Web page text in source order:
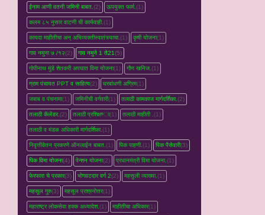
ईनाम आणी वतनी जमिनी बाबत. (2) ऊपयुक्त फार्म. (1)
कलम ८५ नुसार वाटणी ची कार्यवाही. (1)
कायदा माहीतीचा अन् अभिव्यक्तीस्वातंत्र्याचा. (1) कृषी योजना(1)
गाव नमुना ७ /१२(2) गाव नमुने 1 ते21(5)
गोपीनाथ मुंडे शेतकरी अपघात विमा योजना(1) गौण खनिज. (1)
ग्राम पंचायत PPT व साहित्य(2) घरबांधणी अग्रिम(1)
जबाब व पंचनामा(1) जमिनीची वर्गवारी(1) तलाठी कामकाज मार्गदर्शिका.(2)
तलाठी कॅलेंडर.(2) तलाठी प्रशिक्षण्‍ा(1) तलाठी माहीती . (1)
तलाठी व मंडळ अधिकारी मार्गदर्शिका. (1)
निवृत्तीवेतन प्रकरणे ऑनलाईन बाबत. (1) पिक पाहणी. (1) पिक पैसेवारी(3)
पिक विमा योजना(4) पेन्शन योजना(2) प्रधानमंत्री विमा योजना. (1)
फेरफारा चे प्रकार(3) भोगवटदार वर्ग 2(2) महसुली व्‍याख्‍या. (1)
महसूल गुरु(3) महसूल प्रश्रनोत्तर(1)
महाराष्ट्र लोकसेवा हक्क अध्यादेश. (1) माहीतीचा अधिकार(1)